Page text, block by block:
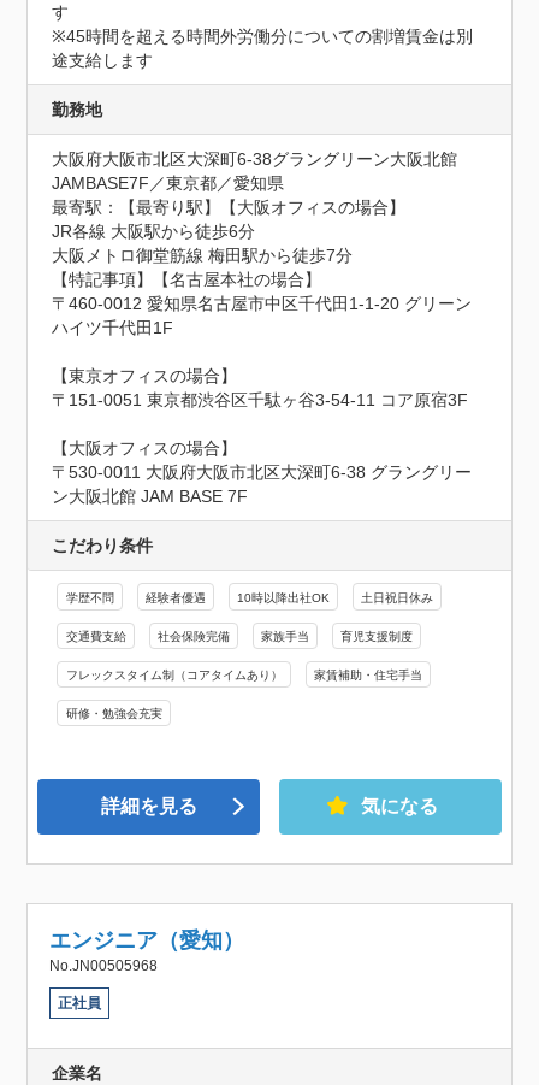
す
※45時間を超える時間外労働分についての割増賃金は別
途支給します
勤務地
大阪府大阪市北区大深町6-38グラングリーン大阪北館
JAMBASE7F／東京都／愛知県
最寄駅：【最寄り駅】【大阪オフィスの場合】
JR各線 大阪駅から徒歩6分
大阪メトロ御堂筋線 梅田駅から徒歩7分
【特記事項】【名古屋本社の場合】
〒460-0012 愛知県名古屋市中区千代田1-1-20 グリーン
ハイツ千代田1F
【東京オフィスの場合】
〒151-0051 東京都渋谷区千駄ヶ谷3-54-11 コア原宿3F
【大阪オフィスの場合】
〒530-0011 大阪府大阪市北区大深町6-38 グラングリー
ン大阪北館 JAM BASE 7F
こだわり条件
学歴不問 経験者優遇 10時以降出社OK 土日祝日休み
交通費支給 社会保険完備 家族手当 育児支援制度
フレックスタイム制（コアタイムあり） 家賃補助・住宅手当
研修・勉強会充実
詳細を見る 気になる
エンジニア（愛知）
No.JN00505968
正社員
企業名